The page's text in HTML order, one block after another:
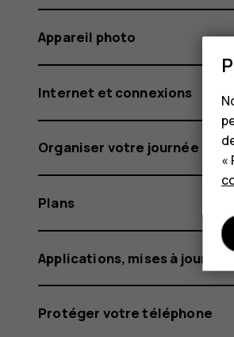
Appareil photo
Internet et connexions
Organiser votre journée
Plans
Applications, mises à jour et
Protéger votre téléphone
«